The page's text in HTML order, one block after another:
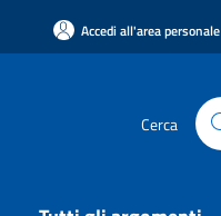
Accedi all'area personale
Cerca